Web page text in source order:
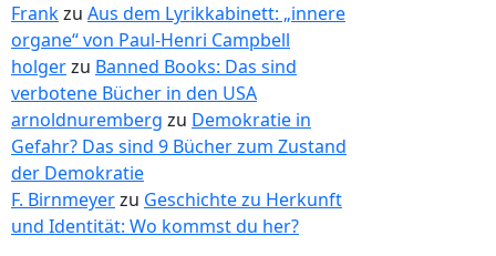
Frankzu Aus dem Lyrikkabinett: „innere
organe“ von Paul-Henri Campbell
holgerzu Banned Books: Das sind
verbotene Bücher in den USA
arnoldnuremberg zu Demokratie in
Gefahr? Das sind 9 Bücher zum Zustand
der Demokratie
F. Birnmeyerzu Geschichte zu Herkunft
und Identität: Wo kommst du her?